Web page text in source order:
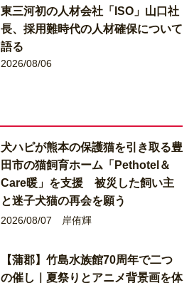
東三河初の人材会社「ISO」山口社
長、採用難時代の人材確保について
語る
2026/08/06
犬ハピが熊本の保護猫を引き取る豊
田市の猫飼育ホーム「Pethotel＆
Care暖」を支援 被災した飼い主
と迷子犬猫の再会を願う
2026/08/07 岸侑輝
【蒲郡】竹島水族館70周年で二つ
の催し｜夏祭りとアニメ背景画を体